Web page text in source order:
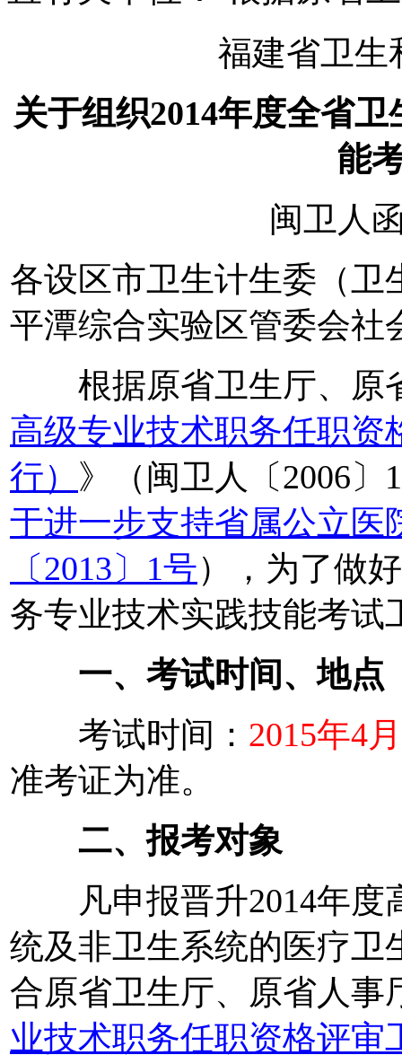
福建省卫生
关于组织2014年度全省
能
闽卫人
各设区市卫生计生委（卫
平潭综合实验区管委会社
根据原省卫生厅、原
高级专业技术职务任职资
行） 》（闽卫人〔2006〕
于进一步支持省属公立医
〔2013〕1号），为了做
务专业技术实践技能考试
一、考试时间、地点
考试时间： 2015年4
准考证为准。
二、报考对象
凡申报晋升2014年度
统及非卫生系统的医疗卫
合原省卫生厅、原省人事
业技术职务任职资格评审